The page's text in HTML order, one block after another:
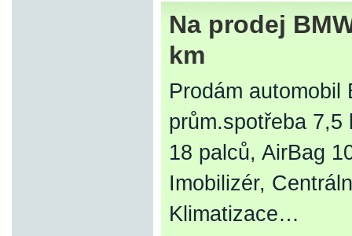
Na prodej
km
Prodám automobil
prům.spotřeba 7,5
18 palců, AirBag
Imobilizér,
Klimatizace…